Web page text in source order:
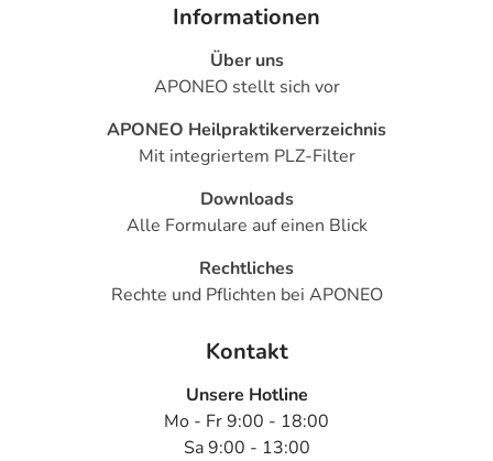
Informationen
Über uns
APONEO stellt sich vor
APONEO Heilpraktikerverzeichnis
Mit integriertem PLZ-Filter
Downloads
Alle Formulare auf einen Blick
Rechtliches
Rechte und Pflichten bei APONEO
Kontakt
Unsere Hotline
Mo - Fr 9:00 - 18:00
Sa 9:00 - 13:00